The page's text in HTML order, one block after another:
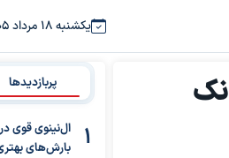
یکشنبه ۱۸ مرداد ۱۴۰۵
پربازدیدها
ال‌نینوی قوی
بارش‌های